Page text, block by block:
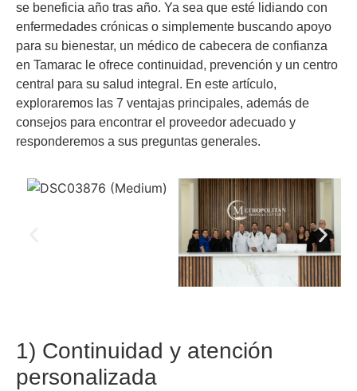
se beneficia año tras año. Ya sea que esté lidiando con
enfermedades crónicas o simplemente buscando apoyo
para su bienestar, un médico de cabecera de confianza
en Tamarac le ofrece continuidad, prevención y un centro
central para su salud integral. En este artículo,
exploraremos las 7 ventajas principales, además de
consejos para encontrar el proveedor adecuado y
responderemos a sus preguntas generales.
1) Continuidad y atención
personalizada